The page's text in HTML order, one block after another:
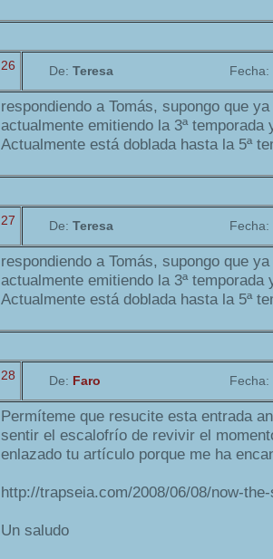
26 De: Teresa Fecha:
respondiendo a Tomás, supongo que
actualmente emitiendo la 3ª temporada
Actualmente está doblada hasta la 5ª
27 De: Teresa Fecha:
respondiendo a Tomás, supongo que
actualmente emitiendo la 3ª temporada
Actualmente está doblada hasta la 5ª
28 De: Faro Fecha:
Permíteme que resucite esta entrada
sentir el escalofrío de revivir el
enlazado tu artículo porque me ha
http://trapseia.com/2008/06/08/now-
Un saludo